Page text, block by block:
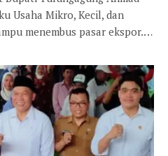
Usaha Mikro, Kecil, dan
menembus pasar ekspor.…